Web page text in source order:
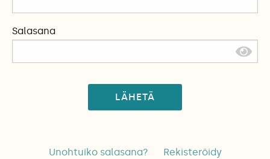
Salasana
LÄHETÄ
Unohtuiko salasana? Rekisteröidy